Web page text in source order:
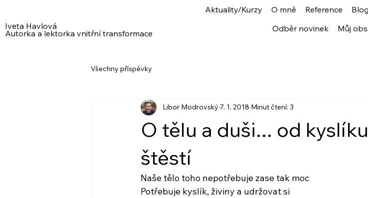
Iveta Havlová
Autorka a lektorka vnitřní transformace
Aktuality/Kurzy O mně Reference Blog
Odběr novinek
Můj
Všechny příspěvky
O tělu a duši... od
štěstí
Libor Modrovský 7. 1. 2018 Minut čtení: 3
Naše tělo toho nepotřebuje zase tak moc
Potřebuje kyslík, živiny a udržovat si